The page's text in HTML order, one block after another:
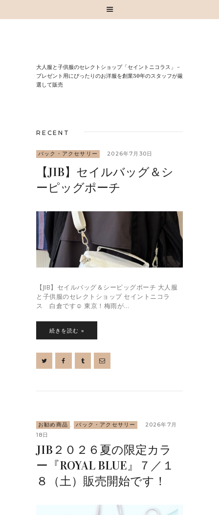
⼤⼈服と⼦供服のセレクトショップ「セイントニコラス」 –
プレゼント⽤にぴったりのお洋服を創業30年のスタッフが厳
選して販売
お知らせ
お買い物
取扱いブランド
お問い合わせ
RECENT
バック・アクセサリー 2026年7月30日
【JIB】セイルバッグ＆シ
ーピッグポーチ
【JIB】セイルバッグ＆シーピッグポーチ 大人服
と子供服のセレクトショップ セイントニコラ
ス 白倉です☺︎ 東京！梅雨が…
続きを読む »
お勧め商品 , バック・アクセサリー
2026年7月
18日
JIB２０２６夏の限定カラ
ー『ROYAL BLUE』７／１
８（土）販売開始です！